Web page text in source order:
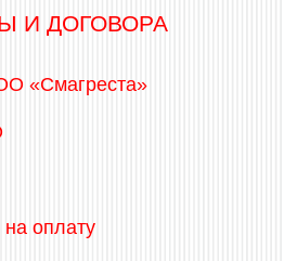
И ДОГОВОРА
«Смагреста»
на оплату